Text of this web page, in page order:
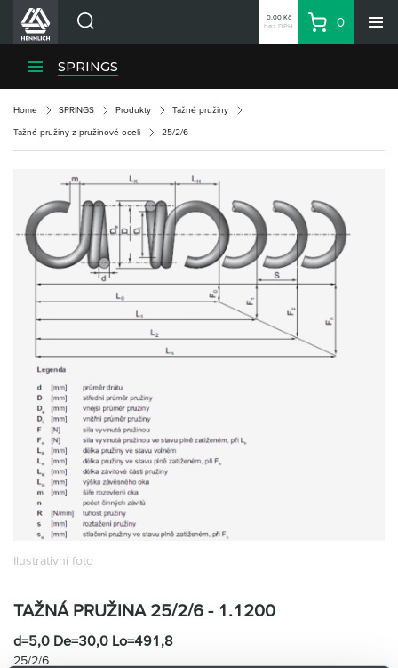
Divize HENNLICH
Blog
Kariéra
O firmě
Kontakty
Přihlásit se
CZK
Partner Zone
0,00 Kč
bez DPH
Košík
0
SPRINGS
Home SPRINGS Produkty Tažné pružiny
Tažné pružiny z pružinové oceli 25/2/6
Ilustrativní foto
TAŽNÁ PRUŽINA 25/2/6 - 1.1200
d=5,0 De=30,0 Lo=491,8
25/2/6